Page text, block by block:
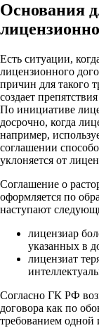
Основания
Есть ситуации,
лицензионного
причин для такого
создает
По инициативе
досрочно, когда
например,
соглашении
уклоняется от
Соглашение о
оформляется по
наступают
лицензиар
указанных в
лицензиат
Согласно ГК РФ
договора как по
требованием одной